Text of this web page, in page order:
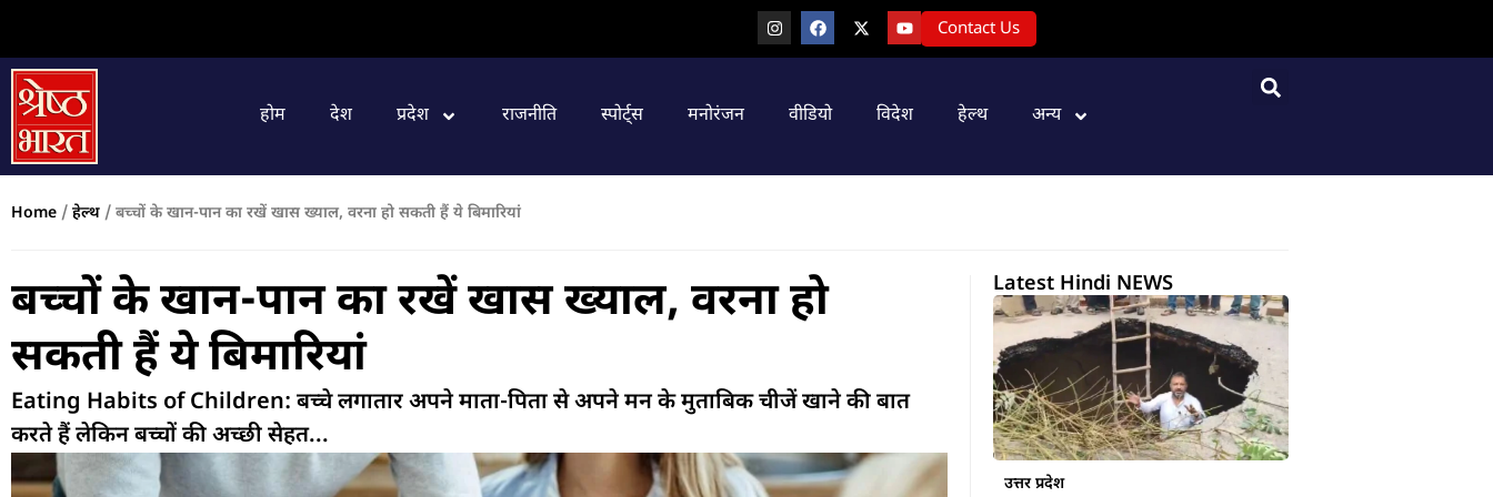
Contact Us
होम देश प्रदेश राजनीति स्पोर्ट्स मनोरंजन वीडियो विदेश हेल्थ अन्य
Home / हेल्थ / बच्चों के खान-पान का रखें खास ख्याल, वरना हो सकती हैं ये बिमारियां
बच्चों के खान-पान का रखें खास ख्याल, वरना हो
सकती हैं ये बिमारियां
Eating Habits of Children: बच्चे लगातार अपने माता-पिता से अपने मन के मुताबिक चीजें खाने की बात
करते हैं लेकिन बच्चों की अच्छी सेहत...
Latest Hindi NEWS
उत्तर प्रदेश